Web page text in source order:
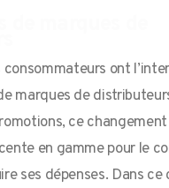
ont
marques de
ce
en gamme pour le
ses dépenses. Dans